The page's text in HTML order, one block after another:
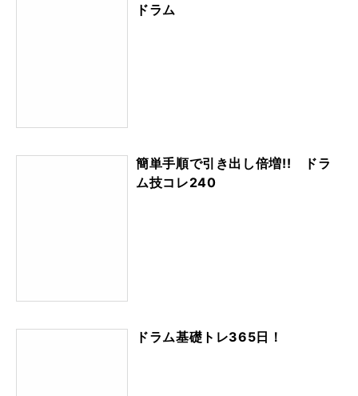
ドラム
簡単手順で引き出し倍増!! ドラ
ム技コレ240
ドラム基礎トレ365日！